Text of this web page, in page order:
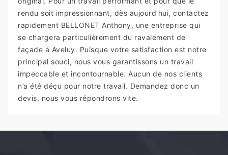
rendu soit impressionnant, dès aujourd’hui, contactez
rapidement BELLONET Anthony, une entreprise qui
se chargera particulièrement du ravalement de
façade à Aveluy. Puisque votre satisfaction est notre
principal souci, nous vous garantissons un travail
impeccable et incontournable. Aucun de nos clients
n’a été déçu pour notre travail. Demandez donc un
devis, nous vous répondrons vite.